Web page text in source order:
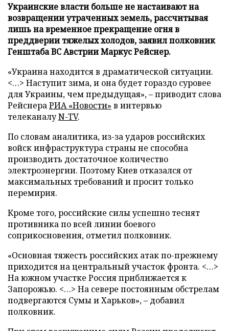
Украинские власти больше не настаивают на
возвращении утраченных земель, рассчитывая
лишь на временное прекращение огня в
преддверии тяжелых холодов, заявил полковник
Генштаба ВС Австрии Маркус Рейснер.
«Украина находится в драматической ситуации.
<…> Наступит зима, и она будет гораздо суровее
для Украины, чем предыдущая», – приводит слова
РейснераРИА «Новости» в интервью
телеканалуN-TV.
По словам аналитика, из-за ударов российских
войск инфраструктура страны не способна
производить достаточное количество
электроэнергии. Поэтому Киев отказался от
максимальных требований и просит только
перемирия.
Кроме того, российские силы успешно теснят
противника по всей линии боевого
соприкосновения, отметил полковник.
«Основная тяжесть российских атак по-прежнему
приходится на центральный участок фронта. <…>
На южном участке Россия приближается к
Запорожью. <…> На севере постоянным обстрелам
подвергаются Сумы и Харьков», – добавил
полковник.